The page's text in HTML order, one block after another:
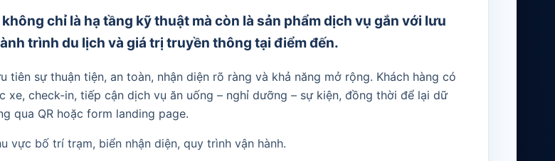
chỉ là hạ tầng kỹ thuật mà còn là sản phẩm dịch vụ gắn với lưu
trình du lịch và giá trị truyền thông tại điểm đến.
tiên sự thuận tiện, an toàn, nhận diện rõ ràng và khả năng mở rộng. Khách hàng có
xe, check-in, tiếp cận dịch vụ ăn uống – nghỉ dưỡng – sự kiện, đồng thời để lại dữ
qua QR hoặc form landing page.
vực bố trí trạm, biển nhận diện, quy trình vận hành.